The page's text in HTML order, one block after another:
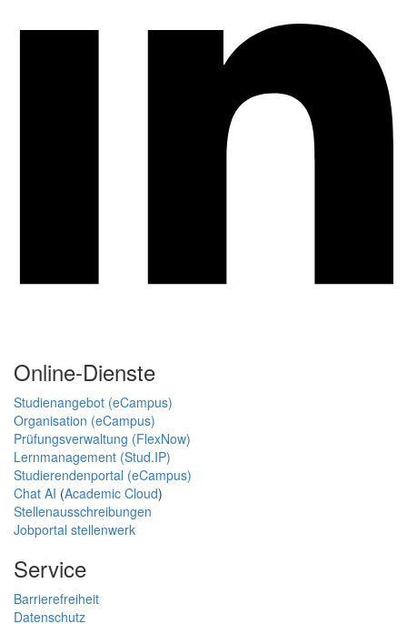
Online-Dienste
Studienangebot (eCampus)
Organisation (eCampus)
Prüfungsverwaltung (FlexNow)
Lernmanagement (Stud.IP)
Studierendenportal (eCampus)
Chat AI (Academic Cloud)
Stellenausschreibungen
Jobportal stellenwerk
Service
Barrierefreiheit
Datenschutz